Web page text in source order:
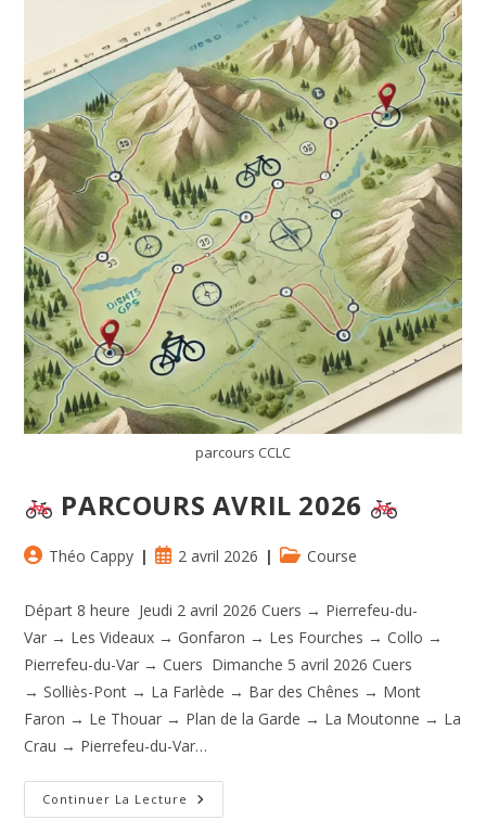
parcours CCLC
PARCOURS AVRIL 2026
Auteur/autrice
la
publication :
Théo Cappy
Publication
2 avril 2026
PostCourse
Départ 8 heure Jeudi 2 avril 2026 Cuers → Pierrefeu-du-
Var → Les Videaux → Gonfaron → Les Fourches → Collo →
Pierrefeu-du-Var → Cuers Dimanche 5 avril 2026 Cuers
→ Solliès-Pont → La Farlède → Bar des Chênes → Mont
Faron → Le Thouar → Plan de la Garde → La Moutonne → La
Crau → Pierrefeu-du-Var…
Continuer La Lecture
PARCOURS